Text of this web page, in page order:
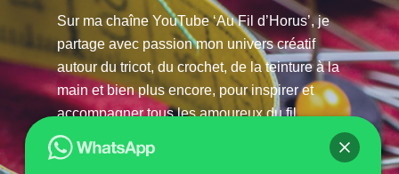
Sur ma chaîne YouTube ‘Au Fil d’Horus’, je
partage avec passion mon univers créatif
autour du tricot, du crochet, de la teinture à la
main et bien plus encore, pour inspirer et
accompagner tous les amoureux du fil.